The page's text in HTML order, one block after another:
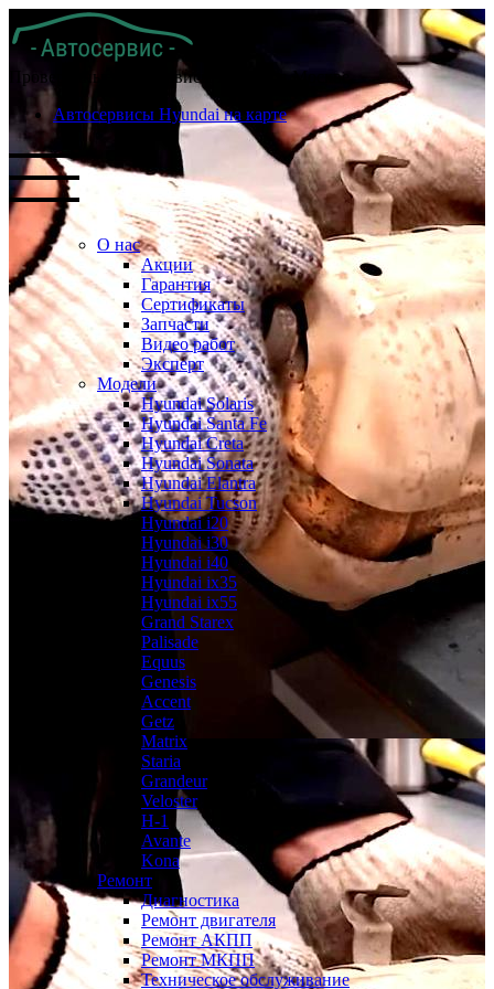
Проверенные автосервисы Хендай в Москве
Автосервисы Hyundai на карте
О нас
Акции
Гарантия
Сертификаты
Запчасти
Видео работ
Эксперт
Модели
Hyundai Solaris
Hyundai Santa Fe
Hyundai Creta
Hyundai Sonata
Hyundai Elantra
Hyundai Tucson
Hyundai i20
Hyundai i30
Hyundai i40
Hyundai ix35
Hyundai ix55
Grand Starex
Palisade
Equus
Genesis
Accent
Getz
Matrix
Staria
Grandeur
Veloster
H-1
Avante
Kona
Ремонт
Диагностика
Ремонт двигателя
Ремонт АКПП
Ремонт МКПП
Техническое обслуживание